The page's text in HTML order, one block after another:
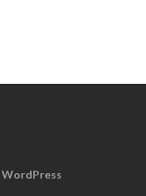
WordPress